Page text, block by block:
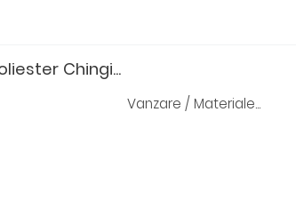
Chingi...
Vanzare / Materiale...